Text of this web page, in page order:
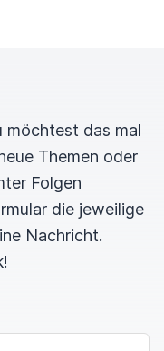
möchtest das mal
Themen oder
Folgen
die jeweilige
Nachricht.